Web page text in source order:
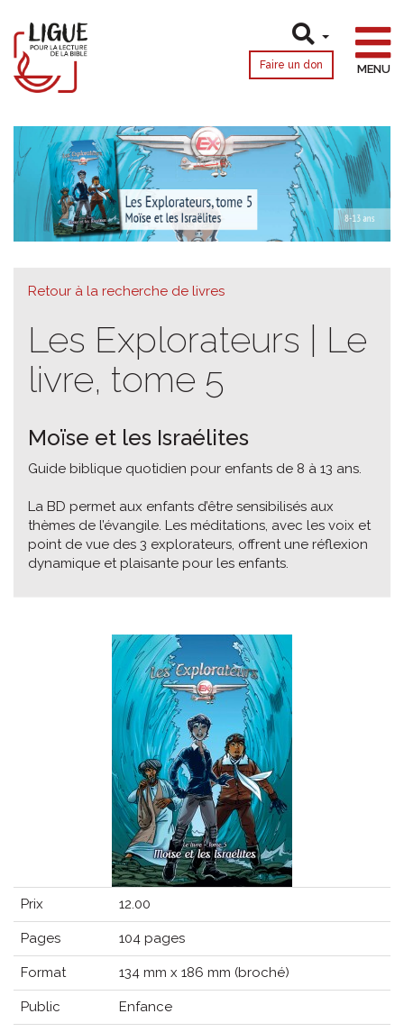
Faire un don MENU
Retour à la recherche de livres
Les Explorateurs | Le
livre, tome 5
Moïse et les Israélites
Guide biblique quotidien pour enfants de 8 à 13 ans.
La BD permet aux enfants d’être sensibilisés aux
thèmes de l’évangile. Les méditations, avec les voix et
point de vue des 3 explorateurs, offrent une réflexion
dynamique et plaisante pour les enfants.
Prix 12.00
Pages 104 pages
Format 134 mm x 186 mm (broché)
Public Enfance